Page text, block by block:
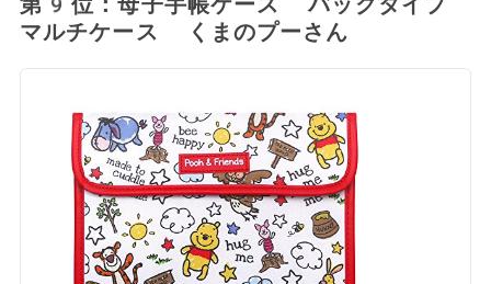
マルチケース くまのプーさん